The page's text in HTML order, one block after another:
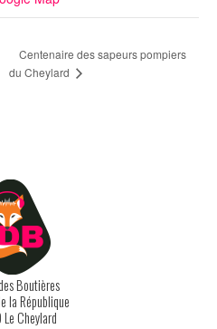
Centenaire des sapeurs pompiers
du Cheylard
Boutières
la République
Cheylard